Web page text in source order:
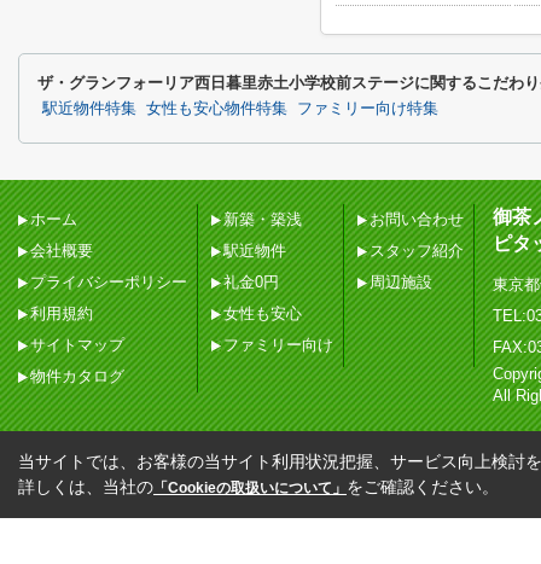
ザ・グランフォーリア西日暮里赤土小学校前ステージに関するこだわ
駅近物件特集 女性も安心物件特集 ファミリー向け特集
ホーム
会社概要
プライバシーポリシー
利用規約
サイトマップ
物件カタログ
新築・築浅
駅近物件
礼金0円
女性も安心
ファミリー向け
お問い合わせ
スタッフ紹介
周辺施設
御茶
ピタ
東京
All
当サイトでは、お客様の当サイト利用状況把握、サービス向上検討
詳しくは、当社の 「Cookieの取扱いについて」 をご確認ください。